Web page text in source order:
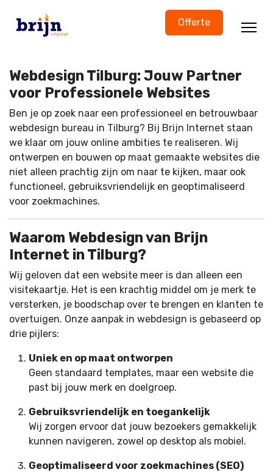
Offerte
Webdesign Tilburg: Jouw Partner
voor Professionele Websites
Ben je op zoek naar een professioneel en betrouwbaar
webdesign bureau in Tilburg? Bij Brijn Internet staan
we klaar om jouw online ambities te realiseren. Wij
ontwerpen en bouwen op maat gemaakte websites die
niet alleen prachtig zijn om naar te kijken, maar ook
functioneel, gebruiksvriendelijk en geoptimaliseerd
voor zoekmachines.
Waarom Webdesign van Brijn
Internet in Tilburg?
Wij geloven dat een website meer is dan alleen een
visitekaartje. Het is een krachtig middel om je merk te
versterken, je boodschap over te brengen en klanten te
overtuigen. Onze aanpak in webdesign is gebaseerd op
drie pijlers:
Uniek en op maat ontworpen
Geen standaard templates, maar een website die
past bij jouw merk en doelgroep.
Gebruiksvriendelijk en toegankelijk
Wij zorgen ervoor dat jouw bezoekers gemakkelijk
kunnen navigeren, zowel op desktop als mobiel.
Geoptimaliseerd voor zoekmachines (SEO)